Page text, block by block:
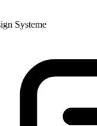
Systeme